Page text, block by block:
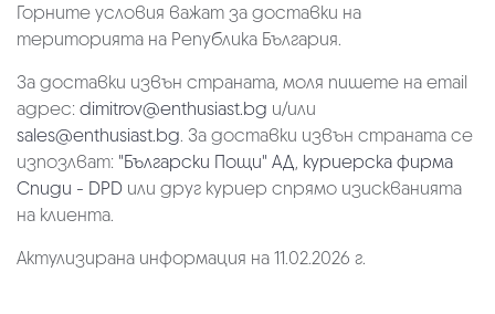
Горните условия важат за доставки на
територията на Република България.
За доставки извън страната, моля пишете на email
адрес: dimitrov@enthusiast.bg и/или
sales@enthusiast.bg. За доставки извън страната се
изпозлват: "Български Пощи" АД, куриерска фирма
Спиди - DPD или друг куриер спрямо изискванията
на клиента.
Актулизирана информация на 11.02.2026 г.